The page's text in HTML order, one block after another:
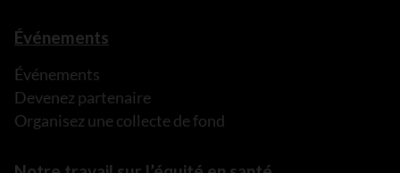
Événements
Événements
Devenez partenaire
Organisez une collecte de fond